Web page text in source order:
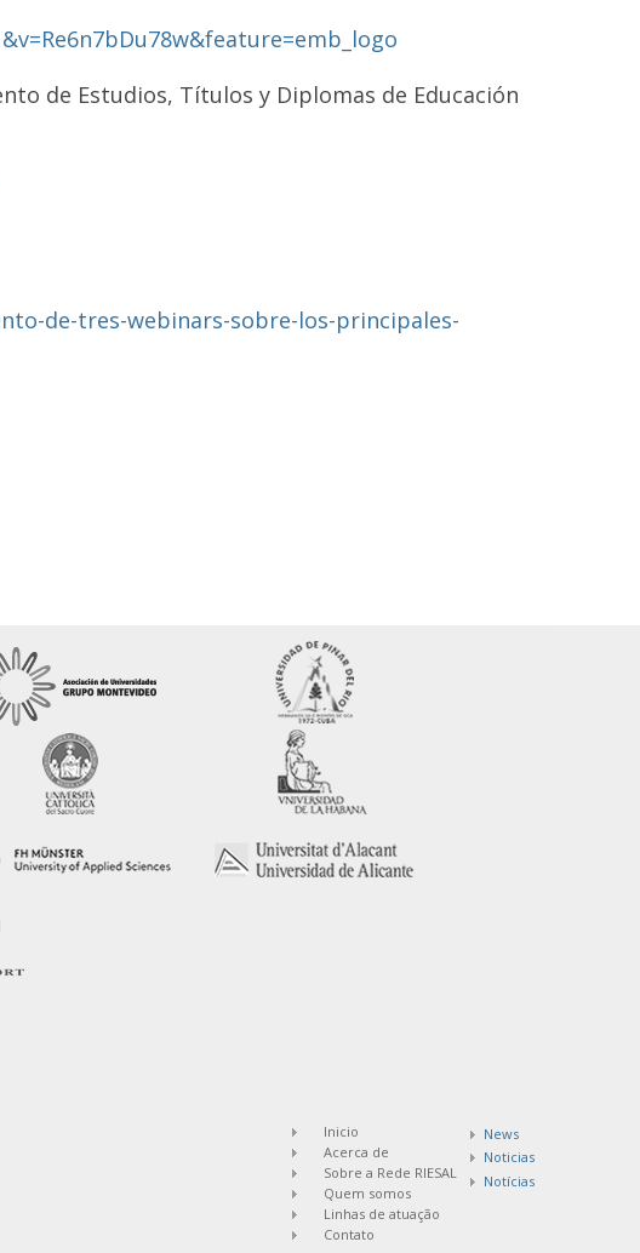
de Estudios, Títulos y Diplomas de Educación
de-tres-webinars-sobre-los-principales-
News
Noticias
Notícias
Inicio
Acerca de
Sobre a Rede RIESAL
Quem somos
Linhas de atuação
Contato